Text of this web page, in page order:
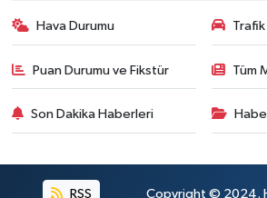
Hava Durumu
Puan Durumu ve Fikstür Tüm
Son Dakika Haberleri
RSS Copyright © 2024.